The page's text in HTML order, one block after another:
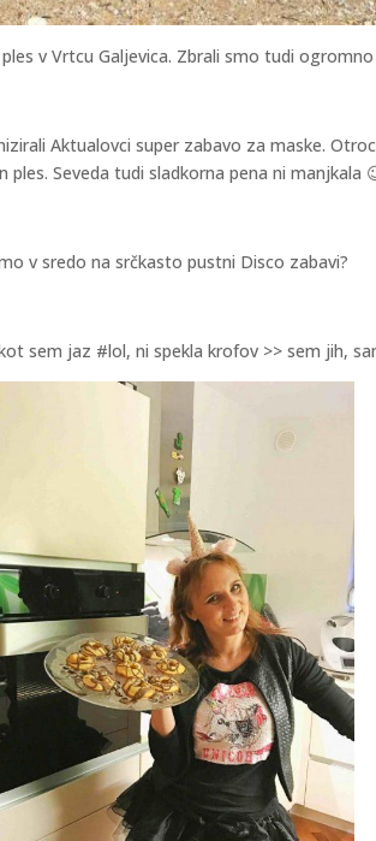
v Vrtcu Galjevica. Zbrali smo tudi
Aktualovci super zabavo za maske.
ples. Seveda tudi sladkorna pena ni manjkala
v sredo na srčkasto pustni Disco zabavi?
sem jaz #lol, ni spekla krofov >> sem jih,